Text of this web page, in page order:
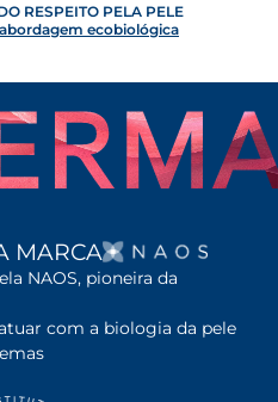
RESPEITO PELA PELE
ecobiológica
MARCA
NAOS, pioneira da
com a biologia da pele